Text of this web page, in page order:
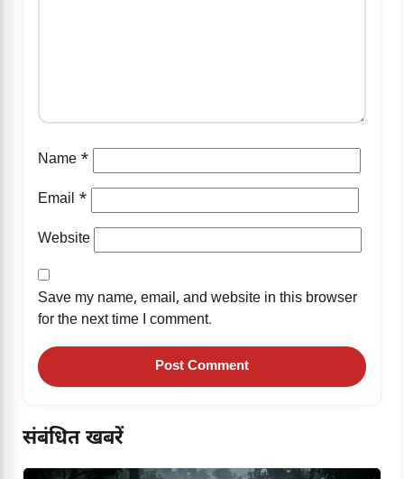
Name *
Email *
Website
Save my name, email, and website in this browser
for the next time I comment.
संबंधित खबरें